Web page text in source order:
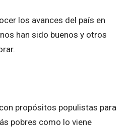
los avances del país en
han sido buenos y otros
propósitos populistas para
pobres como lo viene